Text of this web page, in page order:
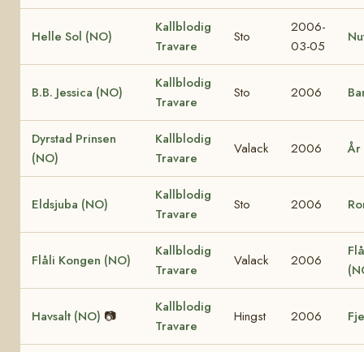
Helle Sol (NO)
Kallblodig
Travare
Sto
2006-
03-05
B.B. Jessica (NO)
Kallblodig
Travare
Sto 2006
Dyrstad Prinsen
(NO)
Kallblodig
Travare
Valack 2006 År
Eldsjuba (NO)
Kallblodig
Travare
Sto 2006
Flåli Kongen (NO)
Kallblodig
Travare
Valack 2006
Havsalt (NO) 📷
Kallblodig
Travare
Hingst 2006